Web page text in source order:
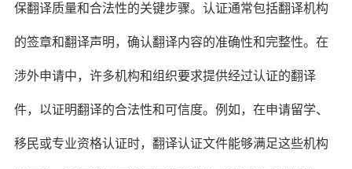
保翻译质量和合法性的关键步骤。认证通常包括翻译机构
的签章和翻译声明，确认翻译内容的准确性和完整性。在
涉外申请中，许多机构和组织要求提供经过认证的翻译
件，以证明翻译的合法性和可信度。例如，在申请留学、
移民或专业资格认证时，翻译认证文件能够满足这些机构